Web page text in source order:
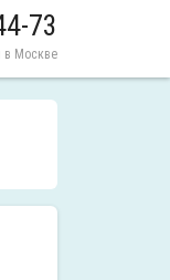
73
в Москве